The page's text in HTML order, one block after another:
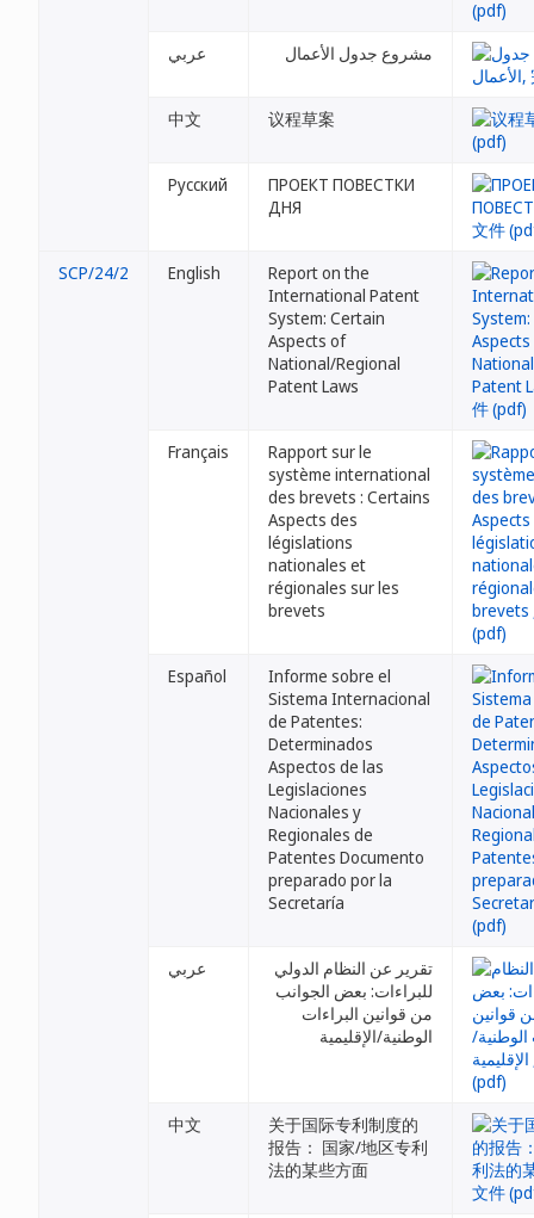
عربي مشروع جدول الأعمال
中文 议程草案
Русский
ПРОЕКТ ПОВЕСТКИ
ДНЯ
SCP/24/2 English
Report on the
International Patent
System: Certain
Aspects of
National/Regional
Patent Laws
Français
Rapport sur le
système international
des brevets : Certains
Aspects des
législations
nationales et
régionales sur les
brevets
Español
Informe sobre el
Sistema Internacional
de Patentes:
Determinados
Aspectos de las
Legislaciones
Nacionales y
Regionales de
Patentes Documento
preparado por la
Secretaría
عربي
تقرير عن النظام الدولي
للبراءات: بعض الجوانب
من قوانين البراءات
الوطنية/الإقليمية
中文
关于国际专利制度的
报告： 国家/地区专利
法的某些方面